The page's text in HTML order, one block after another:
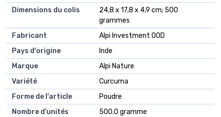
Dimensions du colis
24,8 x 17,8 x 4,9 cm; 500
grammes
Fabricant
Alpi Investment OOD
Pays d'origine
Inde
Marque
Alpi Nature
Variété
Curcuma
Forme de l'article
Poudre
Nombre d'unités
500.0 gramme